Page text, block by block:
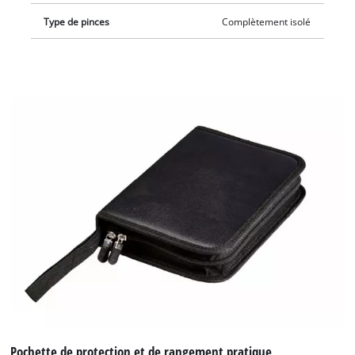
Type de pinces Complètement isolé